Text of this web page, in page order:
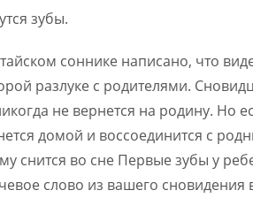
зубы.
соннике написано, что
разлуке с родителями.
не вернется на родину. Но
домой и воссоединится с
снится во сне Первые зубы у
слово из вашего